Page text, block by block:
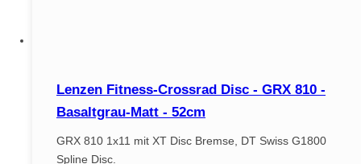
Lenzen Fitness-Crossrad Disc - GRX 810 -
Basaltgrau-Matt - 52cm
GRX 810 1x11 mit XT Disc Bremse, DT Swiss G1800
Spline Disc.